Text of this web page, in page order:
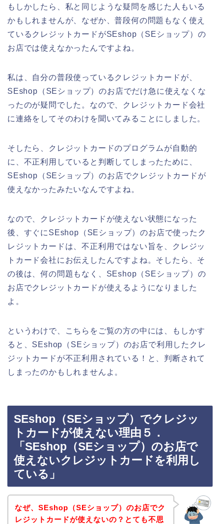
もしかしたら、私と同じような疑問を感じた人もいる
かもしれませんが、なぜか、普段何の問題もなく使え
ているクレジットカードがSEshop（SEショップ）の
お店では使えなかったんですよね。
私は、自分の普段使っているクレジットカードが、
SEshop（SEショップ）のお店でだけ急に使えなくな
ったのが疑問でした。なので、クレジットカード会社
に連絡をしてそのわけを聞いてみることにしました。
そしたら、クレジットカードのプログラムが自動的
に、不正利用していると判断してしまったために、
SEshop（SEショップ）のお店でクレジットカードが
使えなかったみたいなんですよね。
なので、クレジットカードが使えない状態になった
後、すぐにSEshop（SEショップ）のお店で使ったク
レジットカードは、不正利用ではない旨を、クレジッ
トカード会社にお伝えしたんですよね。そしたら、そ
の後は、何の問題もなく、SEshop（SEショップ）の
お店でクレジットカードが使えるようになりました
よ。
というわけで、こちらをご覧の方の中には、もしかす
ると、SEshop（SEショップ）のお店で利用したクレ
ジットカードが不正利用されている！と、判断されて
しまったのかもしれませんよ。
SEshop（SEショップ）でクレジッ
トカードが使えない理由５．
「SEshop（SEショップ）のお店で
使えないクレジットカードを利用し
ている」
なぜ、SEshop（SEショップ）のお店でク
レジットカードが使えないの？とても不思